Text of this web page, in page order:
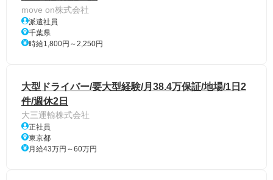
move on株式会社
派遣社員
千葉県
時給1,800円～2,250円
大型ドライバー/要大型経験/月38.4万保証/地場/1日2
件/週休2日
大三運輸株式会社
正社員
東京都
月給43万円～60万円